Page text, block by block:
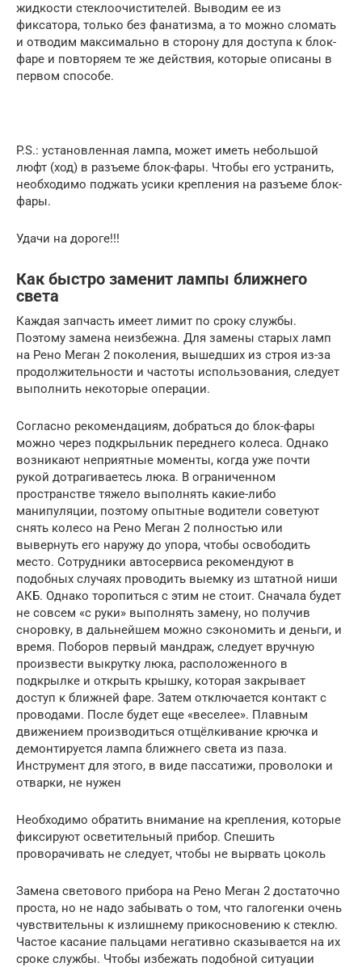
жидкости стеклоочистителей. Выводим ее из
фиксатора, только без фанатизма, а то можно сломать
и отводим максимально в сторону для доступа к блок-
фаре и повторяем те же действия, которые описаны в
первом способе.
P.S.: установленная лампа, может иметь небольшой
люфт (ход) в разъеме блок-фары. Чтобы его устранить,
необходимо поджать усики крепления на разъеме блок-
фары.
Удачи на дороге!!!
Как быстро заменит лампы ближнего
света
Каждая запчасть имеет лимит по сроку службы.
Поэтому замена неизбежна. Для замены старых ламп
на Рено Меган 2 поколения, вышедших из строя из-за
продолжительности и частоты использования, следует
выполнить некоторые операции.
Согласно рекомендациям, добраться до блок-фары
можно через подкрыльник переднего колеса. Однако
возникают неприятные моменты, когда уже почти
рукой дотрагиваетесь люка. В ограниченном
пространстве тяжело выполнять какие-либо
манипуляции, поэтому опытные водители советуют
снять колесо на Рено Меган 2 полностью или
вывернуть его наружу до упора, чтобы освободить
место. Сотрудники автосервиса рекомендуют в
подобных случаях проводить выемку из штатной ниши
АКБ. Однако торопиться с этим не стоит. Сначала будет
не совсем «с руки» выполнять замену, но получив
сноровку, в дальнейшем можно сэкономить и деньги, и
время. Поборов первый мандраж, следует вручную
произвести выкрутку люка, расположенного в
подкрылке и открыть крышку, которая закрывает
доступ к ближней фаре. Затем отключается контакт с
проводами. После будет еще «веселее». Плавным
движением производиться отщёлкивание крючка и
демонтируется лампа ближнего света из паза.
Инструмент для этого, в виде пассатижи, проволоки и
отварки, не нужен
Необходимо обратить внимание на крепления, которые
фиксируют осветительный прибор. Спешить
проворачивать не следует, чтобы не вырвать цоколь
Замена светового прибора на Рено Меган 2 достаточно
проста, но не надо забывать о том, что галогенки очень
чувствительны к излишнему прикосновению к стеклю.
Частое касание пальцами негативно сказывается на их
сроке службы. Чтобы избежать подобной ситуации